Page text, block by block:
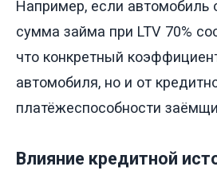
Например, если автомобиль
сумма займа при LTV 70%
что конкретный
автомобиля, но и от
платёжеспособности
Влияние кредитной